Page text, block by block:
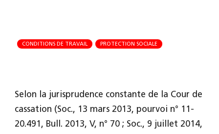
CONDITIONS DE TRAVAIL PROTECTION SOCIALE
Selon la jurisprudence constante de la Cour de
cassation (Soc., 13 mars 2013, pourvoi n° 11-
20.491, Bull. 2013, V, n° 70 ; Soc., 9 juillet 2014,